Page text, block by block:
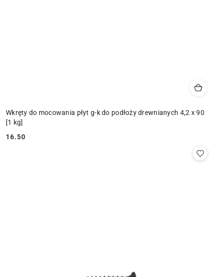
Wkręty do mocowania płyt g-k do podłoży drewnianych 4,2 x 90
[1 kg]
Cena:
16.50